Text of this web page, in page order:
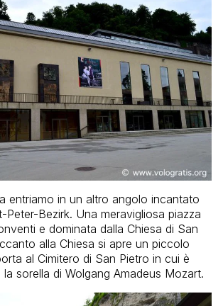
entriamo in un altro angolo incantato
Peter-Bezirk. Una meravigliosa piazza
e dominata dalla Chiesa di San
alla Chiesa si apre un piccolo
al Cimitero di San Pietro in cui è
sorella di Wolgang Amadeus Mozart.